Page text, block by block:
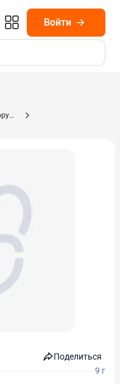
Войти
Запасные части к зуботехническому оборудованию
Поделиться
9 г